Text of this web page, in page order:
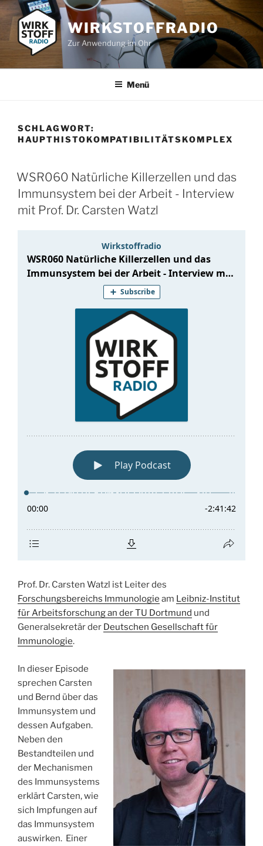
Zum
Inhalt
springen
WIRKSTOFFRADIO
Zur Anwendung im Ohr
Menü
SCHLAGWORT:
HAUPTHISTOKOMPATIBILITÄTSKOMPLEX
WSR060 Natürliche Killerzellen und das
Immunsystem bei der Arbeit - Interview
mit Prof. Dr. Carsten Watzl
Prof. Dr. Carsten Watzl ist Leiter des
Forschungsbereichs Immunologie am Leibniz-Institut
für Arbeitsforschung an der TU Dortmund und
Generalsekretär der Deutschen Gesellschaft für
Immunologie.
In dieser Episode
sprechen Carsten
und Bernd über das
Immunsystem und
dessen Aufgaben.
Neben den
Bestandteilen und
der Mechanismen
des Immunsystems
erklärt Carsten, wie
sich Impfungen auf
das Immunsystem
auswirken. Einer